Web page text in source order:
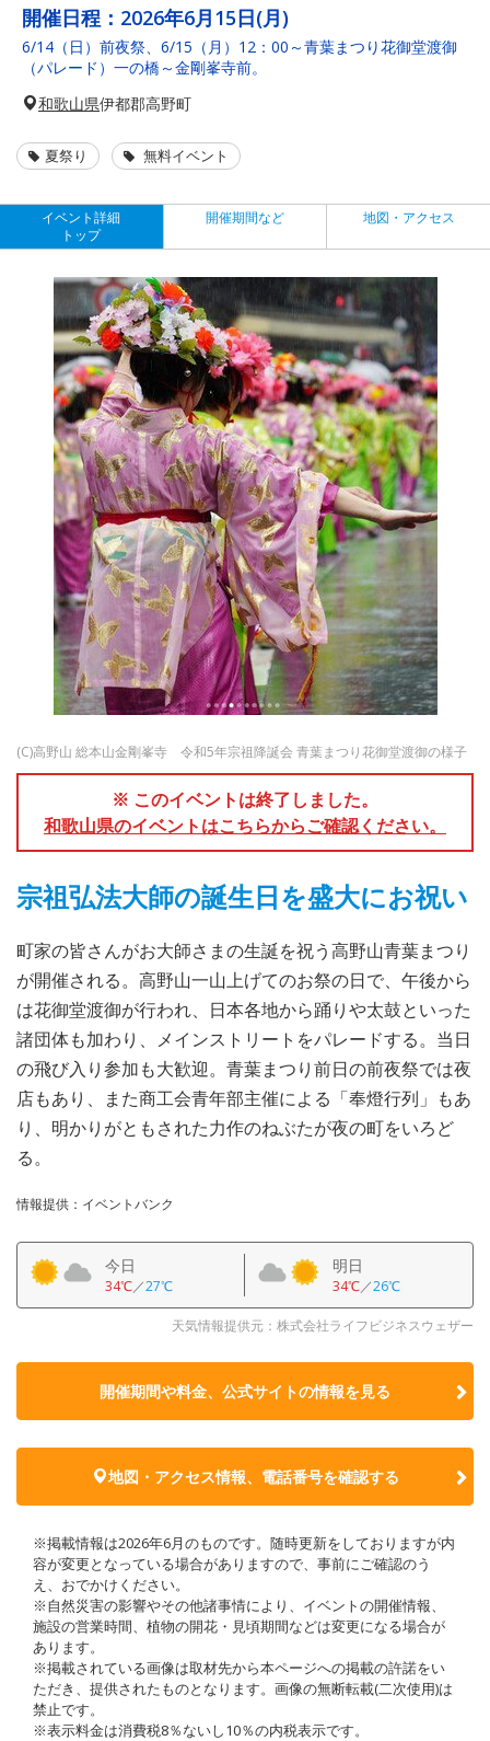
開催日程： 2026年6月15日(月)
6/14（日）前夜祭、6/15（月）12：00～青葉まつり花御堂渡御
（パレード）一の橋～金剛峯寺前。
和歌山県伊都郡高野町
夏祭り 無料イベント
イベント詳細
トップ
開催期間など 地図・アクセス
(C)高野山 総本山金剛峯寺 令和5年宗祖降誕会 青葉まつり花御堂渡御の様子
※ このイベントは終了しました。
和歌山県のイベントはこちらからご確認ください。
宗祖弘法大師の誕生日を盛大にお祝い
町家の皆さんがお大師さまの生誕を祝う高野山青葉まつり
が開催される。高野山一山上げてのお祭の日で、午後から
は花御堂渡御が行われ、日本各地から踊りや太鼓といった
諸団体も加わり、メインストリートをパレードする。当日
の飛び入り参加も大歓迎。青葉まつり前日の前夜祭では夜
店もあり、また商工会青年部主催による「奉燈行列」もあ
り、明かりがともされた力作のねぶたが夜の町をいろど
る。
情報提供：イベントバンク
今日
34℃／27℃
明日
34℃／26℃
天気情報提供元：株式会社ライフビジネスウェザー
開催期間や料金、公式サイトの情報を見る
地図・アクセス情報、電話番号を確認する
※掲載情報は2026年6月のものです。随時更新をしておりますが内
容が変更となっている場合がありますので、事前にご確認のう
え、おでかけください。
※自然災害の影響やその他諸事情により、イベントの開催情報、
施設の営業時間、植物の開花・見頃期間などは変更になる場合が
あります。
※掲載されている画像は取材先から本ページへの掲載の許諾をい
ただき、提供されたものとなります。画像の無断転載(二次使用)は
禁止です。
※表示料金は消費税8％ないし10％の内税表示です。